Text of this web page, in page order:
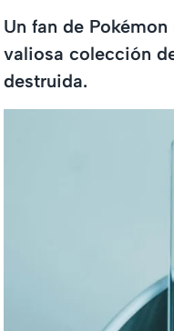
Un fan de
valiosa colección
destruida.